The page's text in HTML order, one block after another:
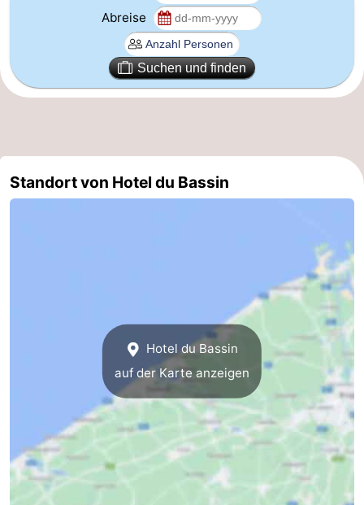
Ypern
Die
Het
Knokke-
-
Middelkerke
Westende
-
Nieuwpoort
Abreise
Suchen und finden
Standort von Hotel du Bassin
Hotel du Bassin
auf der Karte anzeigen